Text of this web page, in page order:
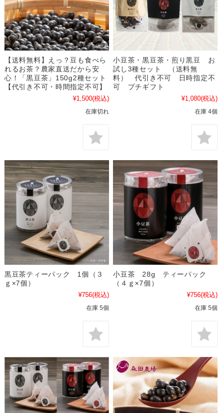
【送料無料】えっ？豆も食べら
れるお茶？農家直送だから安
心！「黒豆茶」150g2種セット
【代引き不可・時間指定不可】
¥1,500(税込)
在庫切れ
小豆茶・黒豆茶・煎り黒豆 お
試し3種セット （送料無
料） 代引き不可 日時指定不
可 プチギフト
¥1,080(税込)
在庫 4個
黒豆茶ティーパック 1個（３
ｇ×7個）
¥756(税込)
在庫 5個
小豆茶 28g ティーパック
（４ｇ×7個）
¥756(税込)
在庫 5個